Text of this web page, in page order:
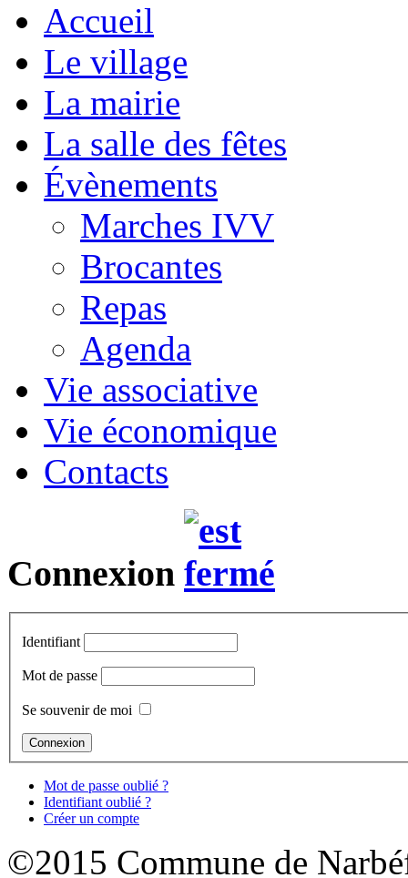
Accueil
Le village
La mairie
La salle des fêtes
Évènements
Marches IVV
Brocantes
Repas
Agenda
Vie associative
Vie économique
Contacts
Connexion
Identifiant
Mot de passe
Se souvenir de moi
Mot de passe oublié ?
Identifiant oublié ?
Créer un compte
©2015 Commune de